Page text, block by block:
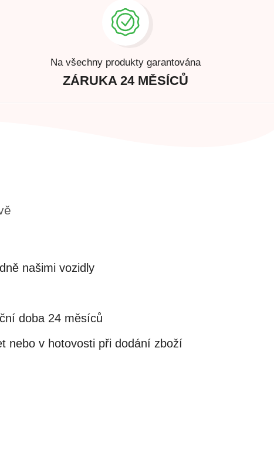
Na všechny produkty garantována
ZÁRUKA 24 MĚSÍCŮ
našimi vozidly
doba 24 měsíců
nebo v hotovosti při dodání zboží